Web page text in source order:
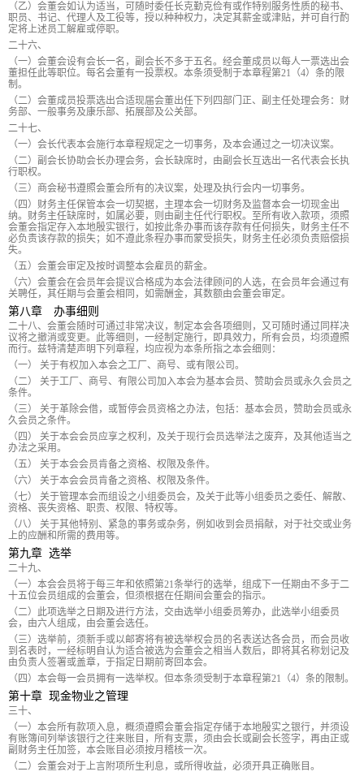
（乙）会董会如认为适当，可随时委任长克勤克俭有或作特别服务性质的秘书、
职员、书记、代理人及工役等，授以种种权力，决定其薪金或津贴，并可自行酌
定将上述员工解雇或停职。
二十六、
（一）会董会设有会长一名，副会长不多于五名。经会董成员以每人一票选出会
董担任此等职位。每名会董有一投票权。本条须受制于本章程第21（4）条的限
制。
（二）会董成员投票选出合适现届会董出任下列四部门正、副主任处理会务：财
务部、一般事务及康乐部、拓展部及公关部。
二十七、
（一）会长代表本会施行本章程规定之一切事务，及本会通过之一切决议案。
（二）副会长协助会长办理会务，会长缺席时，由副会长互选出一名代表会长执
行职权。
（三）商会秘书遵照会董会所有的决议案，处理及执行会内一切事务。
（四）财务主任保管本会一切契据，主理本会一切财务及监督本会一切现金出
纳。财务主任缺席时，如属必要，则由副主任代行职权。至所有收入款项，须照
会董会指定存入本地殷实银行，如按此条办事而该存款有任何损失，财务主任不
必负责该存款的损失；如不遵此条程办事而蒙受损失，财务主任必须负责赔偿损
失。
（五）会董会审定及按时调整本会雇员的薪金。
（六）会董会在会员年会提议合格成为本会法律顾问的人选，在会员年会通过有
关聘任，其任期与会董会相同，如需酬金，其数额由会董会审定。
第八章 办事细则
二十八、会董会随时可通过非常决议，制定本会各项细则，又可随时通过同样决
议将之撤消或变更。此等细则，一经制定施行，即具效力，所有会员，均须遵照
而行。兹特清楚声明下列章程，均应视为本条所指之本会细则：
（一） 关于有权加入本会之工厂、商号、或有限公司。
（二） 关于工厂、商号、有限公司加入本会为基本会员、赞助会员或永久会员之
条件。
（三） 关于革除会借，或暂停会员资格之办法，包括：基本会员，赞助会员或永
久会员之条件。
（四） 关于本会会员应享之权利，及关于现行会员选举法之废弃，及其他适当之
办法之采用。
（五） 关于本会会员肯备之资格、权限及条件。
（六） 关于本会会员肯备之资格、权限及条件。
（七） 关于管理本会而组设之小组委员会，及关于此等小组委员之委任、解散、
资格、丧失资格、职责、权限、特权等。
（八） 关于其他特别、紧急的事务或杂务，例如收到会员捐献，对于社交或业务
上的应酬和所需的费用等。
第九章 选举
二十九、
（一）本会会员将于每三年和依照第21条举行的选举，组成下一任期由不多于二
十五位会员组成的会董会，但须根据在任期间会董会的指示。
（二）此项选举之日期及进行方法，交由选举小组委员筹办，此选举小组委员
会，由六人组成，由会董会选任。
（三）选举前，须新手或以邮寄将有被选举权会员的名表送达各会员，而会员收
到名表时，一经标明自认为适合被选为会董会之相当人数后，即将其名称划记及
由负责人签署或盖章，于指定日期前寄回本会。
（四）本会每一会员拥有一选举权。但本条须受制于本章程第21（4）条的限制。
第十章 现金物业之管理
三十、
（一）本会所有款项入息，概须遵照会董会指定存储于本地殷实之银行，并须设
有账簿间列举该银行之往来账目，所有支票，须由会长或副会长签字，再由正或
副财务主任加签，本会账目必须按月稽核一次。
（二）会董会对于上言附项所生利息，或所得收益，必须开具正确账目。